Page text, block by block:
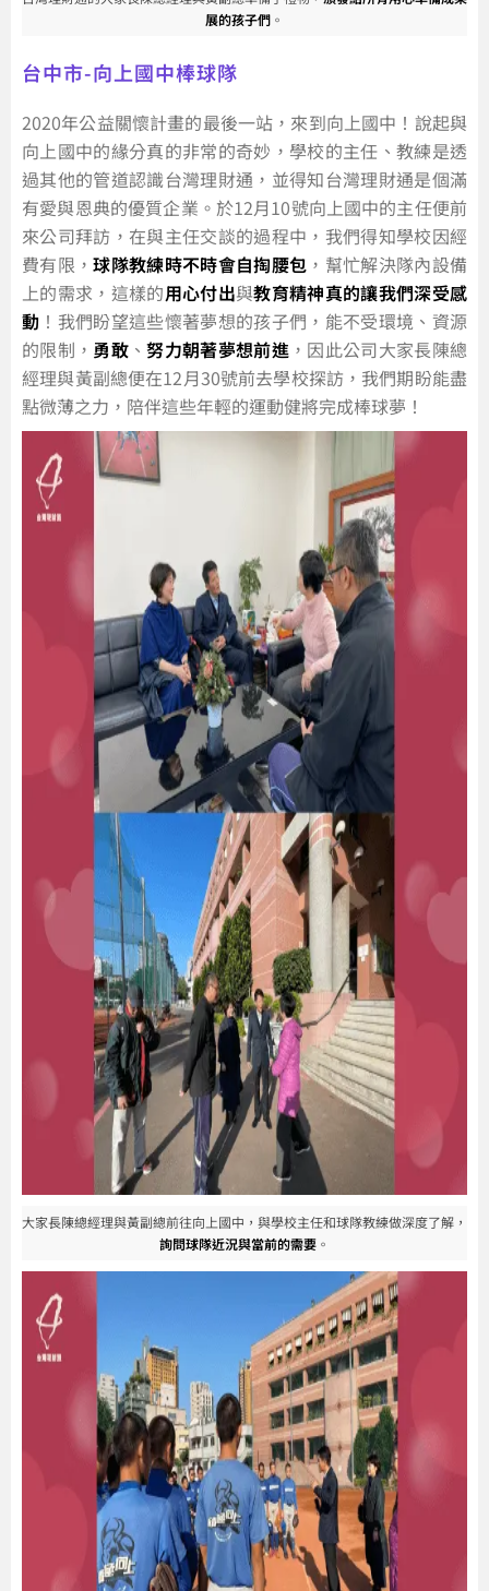
展的孩子們 。
台中市-向上國中棒球隊
2020年公益關懷計畫的最後一站，來到向上國中！說起與
向上國中的緣分真的非常的奇妙，學校的主任、教練是透
過其他的管道認識台灣理財通，並得知台灣理財通是個滿
有愛與恩典的優質企業。於12月10號向上國中的主任便前
來公司拜訪，在與主任交談的過程中，我們得知學校因經
費有限，球隊教練時不時會自掏腰包 ，幫忙解決隊內設備
上的需求，這樣的用心付出與教育精神真的讓我們深受感
動 ！我們盼望這些懷著夢想的孩子們，能不受環境、資源
的限制， 勇敢 、努力朝著夢想前進 ，因此公司大家長陳總
經理與黃副總便在12月30號前去學校探訪，我們期盼能盡
點微薄之力，陪伴這些年輕的運動健將完成棒球夢！
大家長陳總經理與黃副總前往向上國中，與學校主任和球隊教練做深度了解，
詢問球隊近況與當前的需要 。